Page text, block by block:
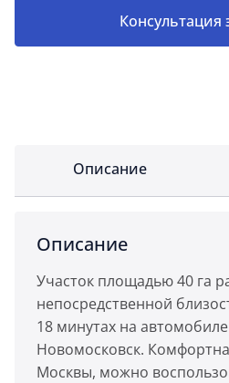
Консультация
Описание
Описание
Участок площадью 40 га
непосредственной
18 минутах на
Новомосковск.
Москвы, можно